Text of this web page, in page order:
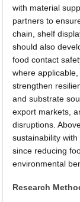
with material
partners to
chain, shelf
should also
food contact
where
strengthen
and substrate
export markets,
disruptions.
sustainability
since reducing
environmental
Research